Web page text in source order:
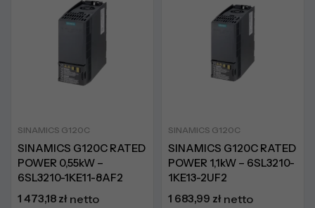
SINAMICS G120C
SINAMICS G120C RATED
POWER 0,55kW –
6SL3210-1KE11-8AF2
1 473,18 zł netto
SINAMICS G120C
SINAMICS G120C RATED
POWER 1,1kW – 6SL3210-
1KE13-2UF2
1 683,99 zł netto